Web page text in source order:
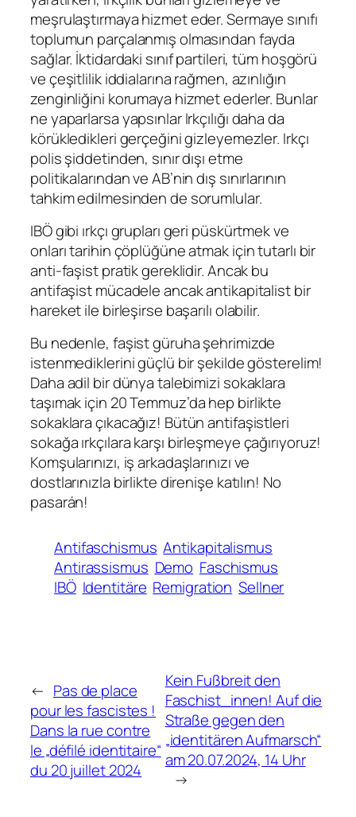
meşrulaştırmaya hizmet eder. Sermaye sınıfı
toplumun parçalanmış olmasından fayda
sağlar. İktidardaki sınıf partileri, tüm hoşgörü
ve çeşitlilik iddialarına rağmen, azınlığın
zenginliğini korumaya hizmet ederler. Bunlar
ne yaparlarsa yapsınlar Irkçılığı daha da
körükledikleri gerçeğini gizleyemezler. Irkçı
polis şiddetinden, sınır dışı etme
politikalarından ve AB’nin dış sınırlarının
tahkim edilmesinden de sorumlular.
IBÖ gibi ırkçı grupları geri püskürtmek ve
onları tarihin çöplüğüne atmak için tutarlı bir
anti-faşist pratik gereklidir. Ancak bu
antifaşist mücadele ancak antikapitalist bir
hareket ile birleşirse başarılı olabilir.
Bu nedenle, faşist güruha şehrimizde
istenmediklerini güçlü bir şekilde gösterelim!
Daha adil bir dünya talebimizi sokaklara
taşımak için 20 Temmuz’da hep birlikte
sokaklara çıkacağız! Bütün antifaşistleri
sokağa ırkçılara karşı birleşmeye çağırıyoruz!
Komşularınızı, iş arkadaşlarınızı ve
dostlarınızla birlikte direnişe katılın! No
pasarán!
Antifaschismus Antikapitalismus
Antirassismus Demo Faschismus
IBÖ Identitäre Remigration Sellner
← Pas de place
pour les fascistes !
Dans la rue contre
le „défilé identitaire“
du 20 juillet 2024
Kein Fußbreit den
Faschist_innen! Auf die
Straße gegen den
„identitären Aufmarsch“
am 20.07.2024, 14 Uhr
→